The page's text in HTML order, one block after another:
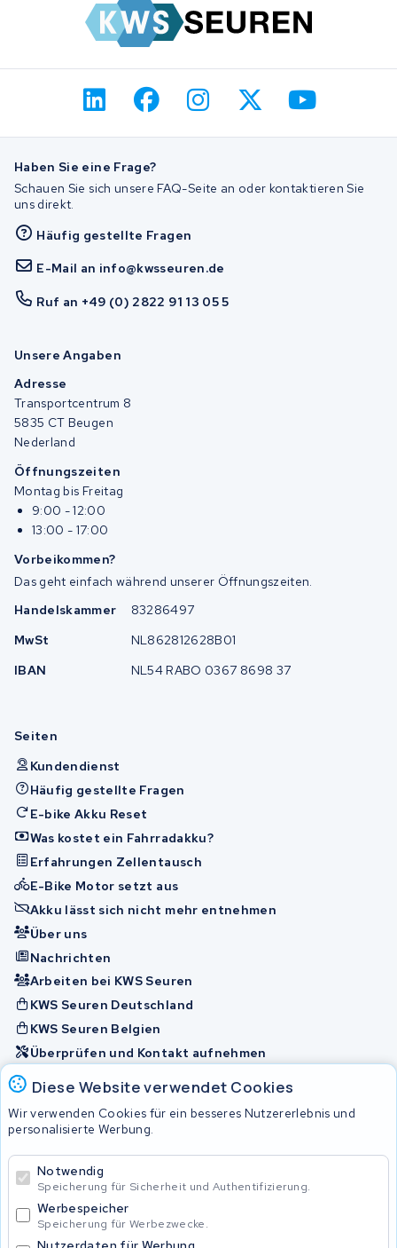
Diese Website verwendet Cookies
Wir verwenden Cookies für ein besseres Nutzererlebnis und
personalisierte Werbung.
Notwendig
Speicherung für Sicherheit und Authentifizierung.
Werbespeicher
Speicherung für Werbezwecke.
Haben Sie eine Frage?
Schauen Sie sich unsere FAQ-Seite an oder kontaktieren Sie
uns direkt.
Häufig gestellte Fragen
E-Mail an info@kwsseuren.de
Ruf an +49 (0) 2822 91 13 05 5
Unsere Angaben
Adresse
Transportcentrum 8
5835 CT Beugen
Nederland
Öffnungszeiten
Montag bis Freitag
9:00 - 12:00
13:00 - 17:00
Vorbeikommen?
Das geht einfach während unserer Öffnungszeiten.
Handelskammer
83286497
MwSt
NL862812628B01
IBAN
NL54 RABO 0367 8698 37
Seiten
Kundendienst
Häufig gestellte Fragen
E-bike Akku Reset
Was kostet ein Fahrradakku?
Erfahrungen Zellentausch
E-Bike Motor setzt aus
Akku lässt sich nicht mehr entnehmen
Über uns
Nachrichten
Arbeiten bei KWS Seuren
KWS Seuren Deutschland
KWS Seuren Belgien
Überprüfen und Kontakt aufnehmen
Allgemeine Geschäftsbedingungen
Privacy Policy